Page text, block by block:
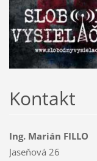
Kontakt
Ing. Marián FILLO
Jaseňová 26